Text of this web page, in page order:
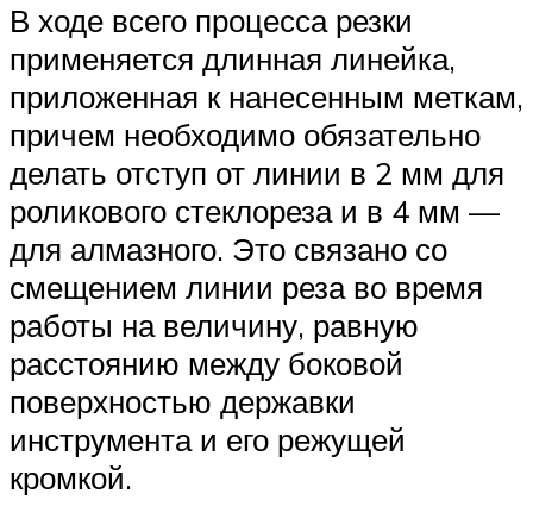
В ходе всего процесса резки
применяется длинная линейка,
приложенная к нанесенным меткам,
причем необходимо обязательно
делать отступ от линии в 2 мм для
роликового стеклореза и в 4 мм —
для алмазного. Это связано со
смещением линии реза во время
работы на величину, равную
расстоянию между боковой
поверхностью державки
инструмента и его режущей
кромкой.